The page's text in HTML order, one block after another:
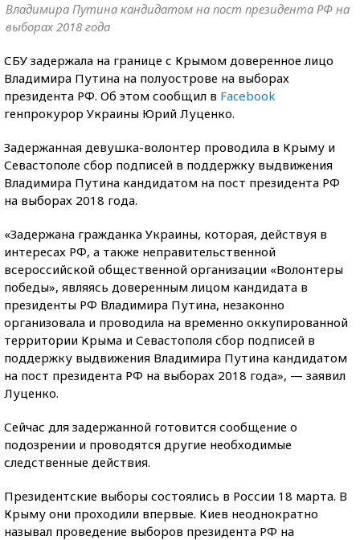
Владимира Путина кандидатом на пост президента РФ на
выборах 2018 года
СБУ задержала на границе с Крымом доверенное лицо
Владимира Путина на полуострове на выборах
президента РФ. Об этом сообщил в Facebook
генпрокурор Украины Юрий Луценко.
Задержанная девушка-волонтер проводила в Крыму и
Севастополе сбор подписей в поддержку выдвижения
Владимира Путина кандидатом на пост президента РФ
на выборах 2018 года.
«Задержана гражданка Украины, которая, действуя в
интересах РФ, а также неправительственной
всероссийской общественной организации «Волонтеры
победы», являясь доверенным лицом кандидата в
президенты РФ Владимира Путина, незаконно
организовала и проводила на временно оккупированной
территории Крыма и Севастополя сбор подписей в
поддержку выдвижения Владимира Путина кандидатом
на пост президента РФ на выборах 2018 года», — заявил
Луценко.
Сейчас для задержанной готовится сообщение о
подозрении и проводятся другие необходимые
следственные действия.
Президентские выборы состоялись в России 18 марта. В
Крыму они проходили впервые. Киев неоднократно
называл проведение выборов президента РФ на